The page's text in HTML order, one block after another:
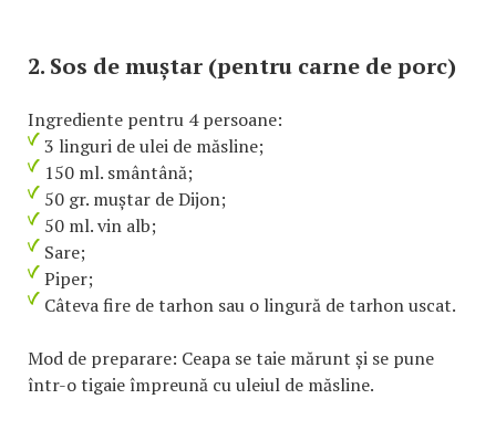
2. Sos de muștar (pentru carne de porc)
Ingrediente pentru 4 persoane:
3 linguri de ulei de măsline;
150 ml. smântână;
50 gr. muștar de Dijon;
50 ml. vin alb;
Sare;
Piper;
Câteva fire de tarhon sau o lingură de tarhon uscat.
Mod de preparare: Ceapa se taie mărunt și se pune
într-o tigaie împreună cu uleiul de măsline.